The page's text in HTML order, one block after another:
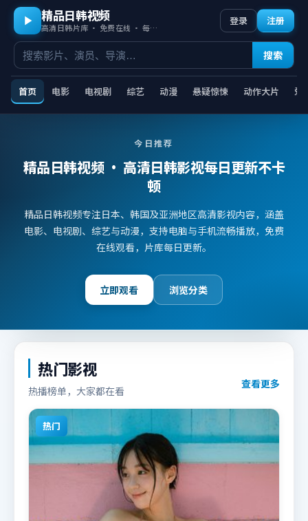
精品日韩视频
高清日韩片库 · 免费在线 · 每日更新
首页 电影 电视剧 综艺 动漫 悬疑惊悚 动作大片 爱
搜索
登录 注册
今日推荐
精品日韩视频· 高清日韩影视每日更新不卡
顿
精品日韩视频专注日本、韩国及亚洲地区高清影视内容，涵盖
电影、电视剧、综艺与动漫，支持电脑与手机流畅播放，免费
在线观看，片库每日更新。
立即观看 浏览分类
热门影视
热播榜单，大家都在看
查看更多
热门